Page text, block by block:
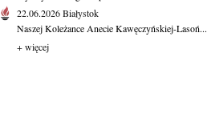
22.06.2026Białystok
Naszej Koleżance Anecie Kawęczyńskiej-Lasoń...
+ więcej